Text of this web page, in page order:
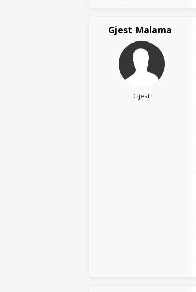
Gjest Malama
Gjest